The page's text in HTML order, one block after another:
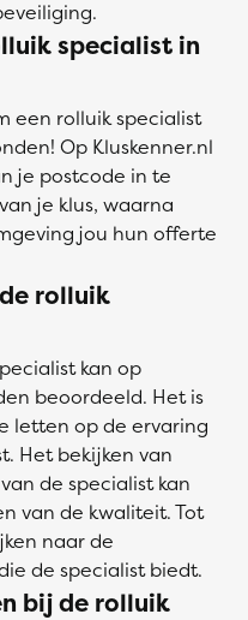
specialist in
een rolluik specialist
Op Kluskenner.nl
je postcode in te
je klus, waarna
jou hun offerte
rolluik
kan op
beoordeeld. Het is
letten op de ervaring
Het bekijken van
de specialist kan
van de kwaliteit. Tot
naar de
de specialist biedt.
bij de rolluik